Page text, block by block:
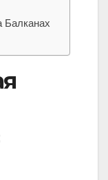
Балканах